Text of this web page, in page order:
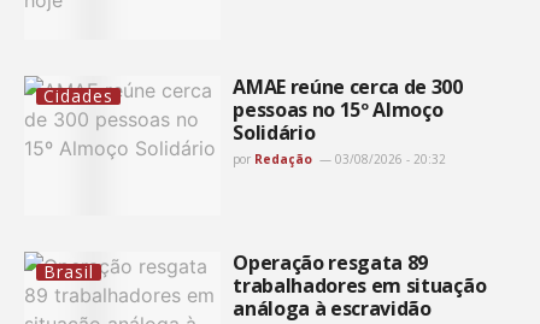
Cidades
AMAE reúne cerca de 300
pessoas no 15º Almoço
Solidário
por Redação 03/08/2026 - 20:32
Brasil
Operação resgata 89
trabalhadores em situação
análoga à escravidão